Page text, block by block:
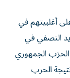
أغلبيتهم في
النصفي في
الجمهوري
الحرب